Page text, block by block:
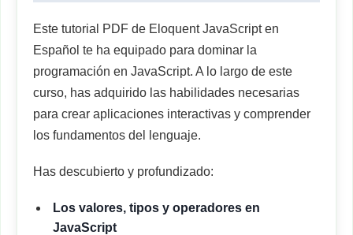
Este tutorial PDF de Eloquent JavaScript en
Español te ha equipado para dominar la
programación en JavaScript. A lo largo de este
curso, has adquirido las habilidades necesarias
para crear aplicaciones interactivas y comprender
los fundamentos del lenguaje.
Has descubierto y profundizado:
Los valores, tipos y operadores en
JavaScript